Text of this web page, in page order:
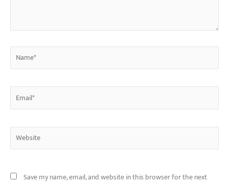
Website
Save my name, email, and website in this browser for the next